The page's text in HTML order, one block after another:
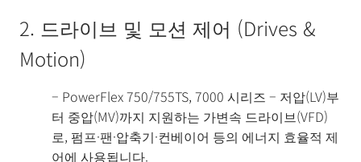
2. 드라이브 및 모션 제어 (Drives &
Motion)
– PowerFlex 750/755TS, 7000 시리즈 – 저압(LV)부
터 중압(MV)까지 지원하는 가변속 드라이브(VFD)
로, 펌프·팬·압축기·컨베이어 등의 에너지 효율적 제
어에 사용됩니다.